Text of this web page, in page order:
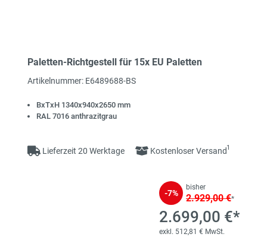
Paletten-Richtgestell für 15x EU Paletten
Artikelnummer: E6489688-BS
BxTxH 1340x940x2650 mm
RAL 7016 anthrazitgrau
Lieferzeit 20 Werktage Kostenloser Versand1
-7%
bisher
2.929,00 €*
2.699,00 €*
exkl. 512,81 € MwSt.